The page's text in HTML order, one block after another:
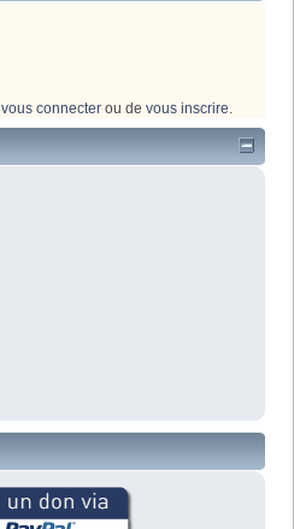
vous connecter ou de vous inscrire